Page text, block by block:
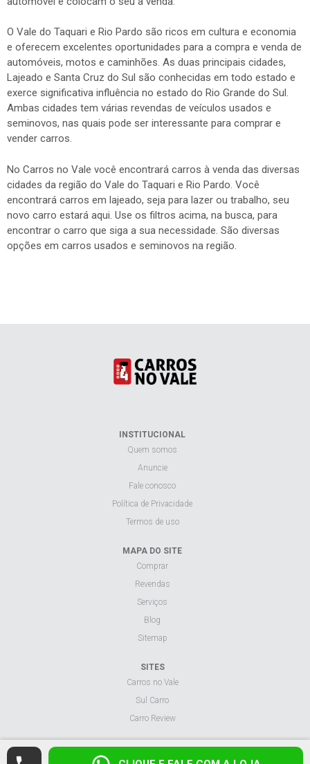
O Vale do Taquari e Rio Pardo são ricos em cultura e economia
e oferecem excelentes oportunidades para a compra e venda de
automóveis, motos e caminhões. As duas principais cidades,
Lajeado e Santa Cruz do Sul são conhecidas em todo estado e
exerce significativa influência no estado do Rio Grande do Sul.
Ambas cidades tem várias revendas de veículos usados e
seminovos, nas quais pode ser interessante para comprar e
vender carros.
No Carros no Vale você encontrará carros à venda das diversas
cidades da região do Vale do Taquari e Rio Pardo. Você
encontrará carros em lajeado, seja para lazer ou trabalho, seu
novo carro estará aqui. Use os filtros acima, na busca, para
encontrar o carro que siga a sua necessidade. São diversas
opções em carros usados e seminovos na região.
INSTITUCIONAL
Quem somos
Anuncie
Fale conosco
Política de Privacidade
Termos de uso
MAPA DO SITE
Comprar
Revendas
Serviços
Blog
Sitemap
SITES
Carros no Vale
Sul Carro
Carro Review
Visualizar site na versão desktop.